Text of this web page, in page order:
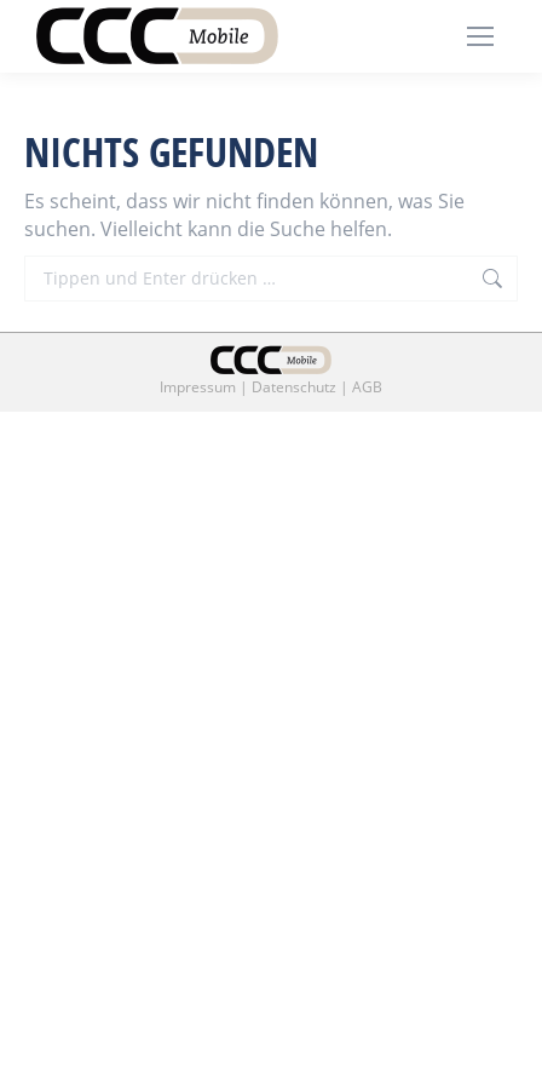
NICHTS GEFUNDEN
Es scheint, dass wir nicht finden können, was Sie
suchen. Vielleicht kann die Suche helfen.
Search:
Impressum | Datenschutz | AGB